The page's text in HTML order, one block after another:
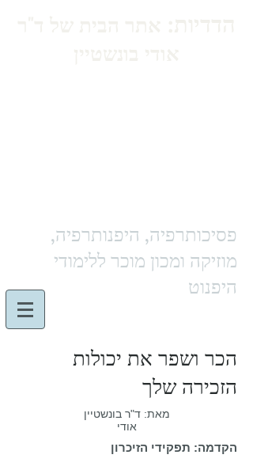
פסיכותרפיה, היפנותרפיה,
מוזיקה ומכון מוכר ללימודי
היפנוט
הכר ושפר את יכולות
הזכירה שלך
מאת: ד"ר בונשטיין
אודי
הקדמה: תפקידי הזיכרון